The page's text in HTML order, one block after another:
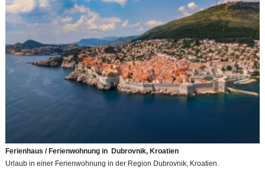
Ferienhaus / Ferienwohnung in Dubrovnik, Kroatien
Urlaub in einer Ferienwohnung in der Region Dubrovnik, Kroatien.